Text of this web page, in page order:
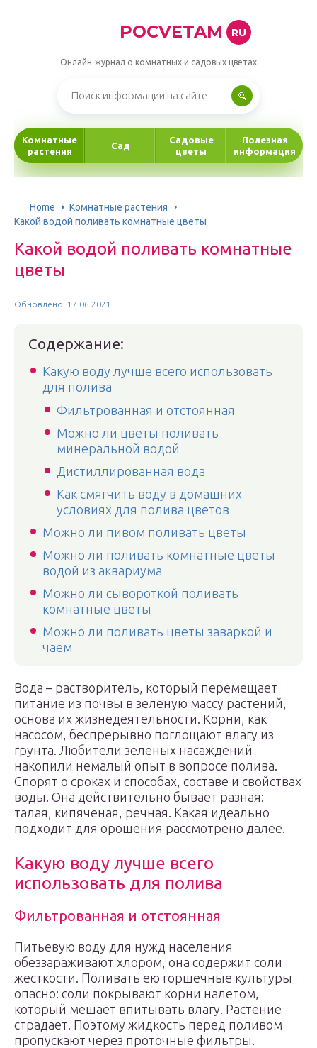
POCVETAM RU
Онлайн-журнал о комнатных и садовых цветах
Комнатные
растения
Сад
Садовые
цветы
Полезная
информация
Home
Комнатные растения
Какой водой поливать комнатные цветы
Какой водой поливать комнатные
цветы
Обновлено: 17.06.2021
Содержание:
Какую воду лучше всего использовать
для полива
Фильтрованная и отстоянная
Можно ли цветы поливать
минеральной водой
Дистиллированная вода
Как смягчить воду в домашних
условиях для полива цветов
Можно ли пивом поливать цветы
Можно ли поливать комнатные цветы
водой из аквариума
Можно ли сывороткой поливать
комнатные цветы
Можно ли поливать цветы заваркой и
чаем
Вода – растворитель, который перемещает
питание из почвы в зеленую массу растений,
основа их жизнедеятельности. Корни, как
насосом, беспрерывно поглощают влагу из
грунта. Любители зеленых насаждений
накопили немалый опыт в вопросе полива.
Спорят о сроках и способах, составе и свойствах
воды. Она действительно бывает разная:
талая, кипяченая, речная. Какая идеально
подходит для орошения рассмотрено далее.
Какую воду лучше всего
использовать для полива
Фильтрованная и отстоянная
Питьевую воду для нужд населения
обеззараживают хлором, она содержит соли
жесткости. Поливать ею горшечные культуры
опасно: соли покрывают корни налетом,
который мешает впитывать влагу. Растение
страдает. Поэтому жидкость перед поливом
пропускают через проточные фильтры.